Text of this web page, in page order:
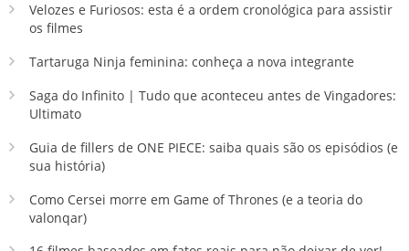
Velozes e Furiosos: esta é a ordem cronológica para assistir
os filmes
Tartaruga Ninja feminina: conheça a nova integrante
Saga do Infinito | Tudo que aconteceu antes de Vingadores:
Ultimato
Guia de fillers de ONE PIECE: saiba quais são os episódios (e
sua história)
Como Cersei morre em Game of Thrones (e a teoria do
valonqar)